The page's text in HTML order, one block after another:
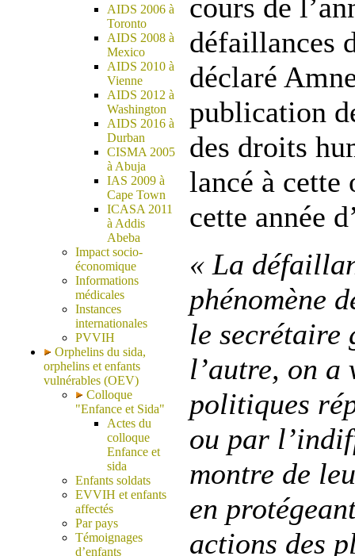
AIDS 2006 à
Toronto
AIDS 2008 à
Mexico
AIDS 2010 à
Vienne
AIDS 2012 à
Washington
AIDS 2016 à
Durban
CISMA 2005
à Abuja
IAS 2009 à
Cape Town
ICASA 2011
à Addis
Abeba
Impact socio-
économique
Informations
médicales
Instances
internationales
PVVIH
Orphelins du sida,
orphelins et enfants
vulnérables (OEV)
Colloque
"Enfance et Sida"
Actes du
colloque
Enfance et
sida
Enfants soldats
EVVIH et enfants
affectés
Par pays
Témoignages
d’enfants
cours de
défaillances
déclaré
publication
des droits
lancé à cette
cette année
« La
phénomène
le secrétaire
l’autre, on a
politiques
ou par
montre de
en
actions des